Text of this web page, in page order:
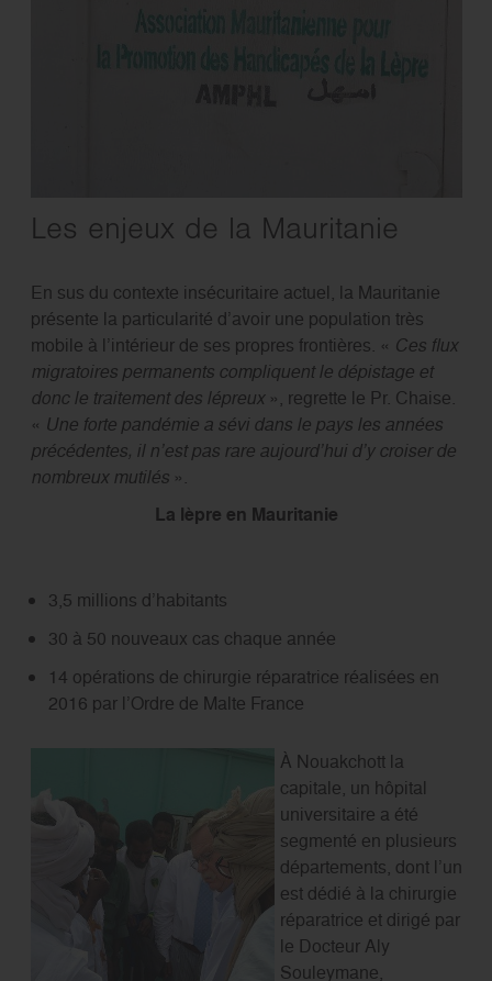
Les enjeux de la Mauritanie
En sus du contexte insécuritaire actuel, la Mauritanie
présente la particularité d’avoir une population très
mobile à l’intérieur de ses propres frontières. « Ces flux
migratoires permanents compliquent le dépistage et
donc le traitement des lépreux», regrette le Pr. Chaise.
« Une forte pandémie a sévi dans le pays les années
précédentes, il n’est pas rare aujourd’hui d’y croiser de
nombreux mutilés».
La lèpre en Mauritanie
3,5 millions d’habitants
30 à 50 nouveaux cas chaque année
14 opérations de chirurgie réparatrice réalisées en
2016 par l’Ordre de Malte France
À Nouakchott la
capitale, un hôpital
universitaire a été
segmenté en plusieurs
départements, dont l’un
est dédié à la chirurgie
réparatrice et dirigé par
le Docteur Aly
Souleymane,